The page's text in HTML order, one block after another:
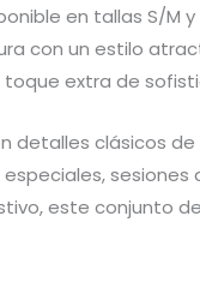
en tallas S/M
con un estilo
extra de
detalles clásicos
este conjunto